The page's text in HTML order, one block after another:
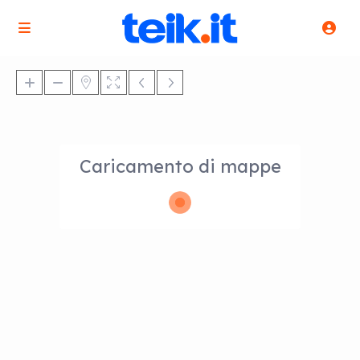
Caricamento di mappe